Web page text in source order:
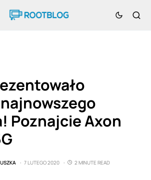
Poznajcie Axon
7 LUTEGO 2020 2 MINUTE READ